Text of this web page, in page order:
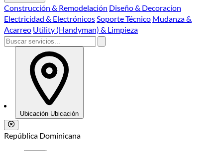
Construcción & Remodelación Diseño & Decoracíon
Electricidad & ElectrónicosSoporte Técnico Mudanza &
Acarreo Utility (Handyman) & Limpieza
Ubicación Ubicación
República Dominicana